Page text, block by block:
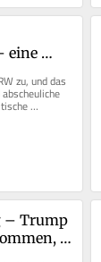
eine
zu, und das
– Trump